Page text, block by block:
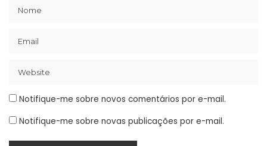
Notifique-me sobre novos comentários por e-mail.
Notifique-me sobre novas publicações por e-mail.